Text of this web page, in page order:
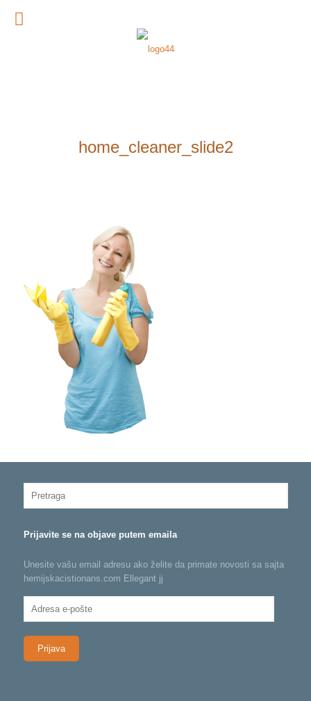
home_cleaner_slide2
Prijavite se na objave putem emaila
Unesite vašu email adresu ako želite da primate novosti sa sajta
hemijskacistionans.com Ellegant jj
Adresa